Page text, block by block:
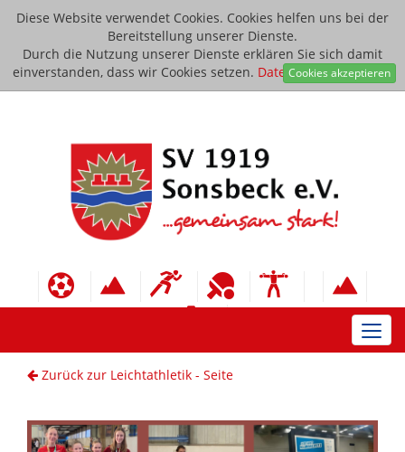
Diese Website verwendet Cookies. Cookies helfen uns bei der
Bereitstellung unserer Dienste.
Durch die Nutzung unserer Dienste erklären Sie sich damit
einverstanden, dass wir Cookies setzen. Datenschutzerklärung
Cookies akzeptieren
Zurück zur Leichtathletik - Seite